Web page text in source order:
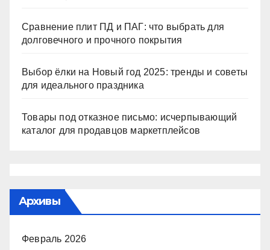
Сравнение плит ПД и ПАГ: что выбрать для
долговечного и прочного покрытия
Выбор ёлки на Новый год 2025: тренды и советы
для идеального праздника
Товары под отказное письмо: исчерпывающий
каталог для продавцов маркетплейсов
Архивы
Февраль 2026